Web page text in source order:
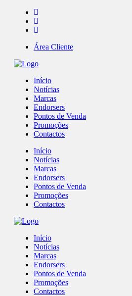
Área Cliente
Início
Notícias
Marcas
Endorsers
Pontos de Venda
Promoções
Contactos
Início
Notícias
Marcas
Endorsers
Pontos de Venda
Promoções
Contactos
Início
Notícias
Marcas
Endorsers
Pontos de Venda
Promoções
Contactos